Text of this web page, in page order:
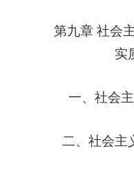
第九章 社会
实
一、社会
二、社会主